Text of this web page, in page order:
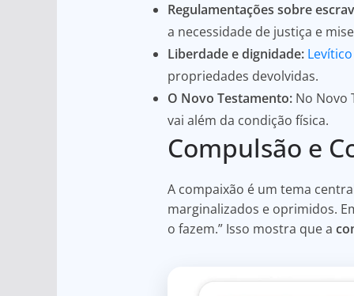
Regulamentações sobre
a necessidade de justiça e
Liberdade e dignidade:
propriedades devolvidas.
O Novo Testamento: No Novo
vai além da condição física.
Compulsão e
A compaixão é um tema
marginalizados e oprimidos.
o fazem.” Isso mostra que a